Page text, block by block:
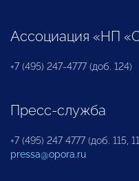
Ассоциация «НП
+7 (495) 247-4777 (доб. 124)
Пресс-служба
+7 (495) 247 4777 (доб. 115,
pressa@opora.ru